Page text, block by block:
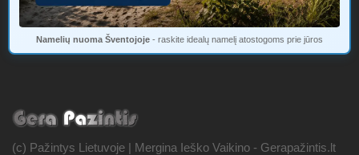
Namelių nuoma Šventojoje - raskite idealų namelį atostogoms prie jūros
(c) Pažintys Lietuvoje | Mergina Ieško Vaikino - Gerapažintis.lt